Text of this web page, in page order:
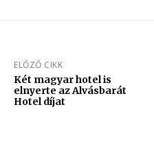
ELŐZŐ CIKK
Két magyar hotel is
elnyerte az Alvásbarát
Hotel díjat